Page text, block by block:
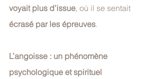
voyait plus d’issue, où il se sentait
écrasé par les épreuves.
L’angoisse : un phénomène
psychologique et spirituel